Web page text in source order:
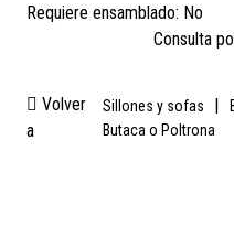
Requiere ensamblado: No
Consulta
Volver
a
Sillones y sofas |
Butaca o Poltrona